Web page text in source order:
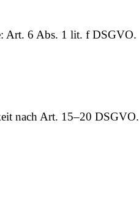
Art. 6 Abs. 1 lit. f DSGVO.
nach Art. 15–20 DSGVO.